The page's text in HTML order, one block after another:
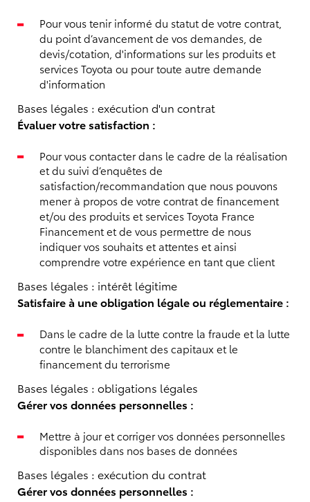
Pour vous tenir informé du statut de votre contrat,
du point d’avancement de vos demandes, de
devis/cotation, d'informations sur les produits et
services Toyota ou pour toute autre demande
d'information
Bases légales : exécution d'un contrat
Évaluer votre satisfaction :
Pour vous contacter dans le cadre de la réalisation
et du suivi d’enquêtes de
satisfaction/recommandation que nous pouvons
mener à propos de votre contrat de financement
et/ou des produits et services Toyota France
Financement et de vous permettre de nous
indiquer vos souhaits et attentes et ainsi
comprendre votre expérience en tant que client
Bases légales : intérêt légitime
Satisfaire à une obligation légale ou réglementaire :
Dans le cadre de la lutte contre la fraude et la lutte
contre le blanchiment des capitaux et le
financement du terrorisme
Bases légales : obligations légales
Gérer vos données personnelles :
Mettre à jour et corriger vos données personnelles
disponibles dans nos bases de données
Bases légales : exécution du contrat
Gérer vos données personnelles :